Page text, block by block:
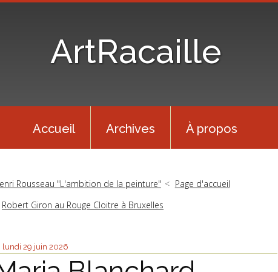
ArtRacaille
Accueil Archives À propos
Rousseau "L'ambition de la peinture"
Page d'accueil
Robert Giron au Rouge Cloitre à Bruxelles
lundi 29 juin 2026